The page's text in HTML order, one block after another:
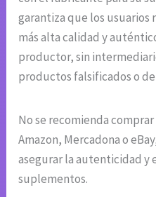
garantiza que los
más alta calidad y
productor, sin
productos falsificados o
No se recomienda
Amazon, Mercadona o
asegurar la autenticidad y
suplementos.